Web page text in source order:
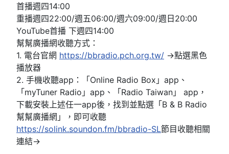
首播週四14:00
重播週四22:00/週五06:00/週六09:00/週日20:00
YouTube首播 下週四14:00
幫幫廣播網收聽方式：
1. 電台官網 https://bbradio.pch.org.tw/ →點選黑色
播放器
2. 手機收聽app：「Online Radio Box」app、
「myTuner Radio」app、「Radio Taiwan」 app，
下載安裝上述任一app後，找到並點選「B & B Radio
幫幫廣播網」，即可收聽
https://solink.soundon.fm/bbradio-SL節目收聽相關
連結→